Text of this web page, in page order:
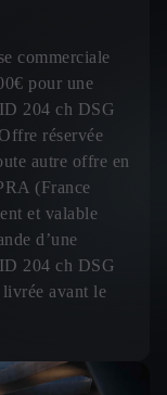
commerciale
pour une
204 ch DSG
réservée
autre offre en
(France
et valable
d’une
204 ch DSG
avant le